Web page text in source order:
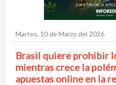
Martes, 10 de Marzo del 2026
Brasil quiere prohibir
mientras crece la
apuestas online en la